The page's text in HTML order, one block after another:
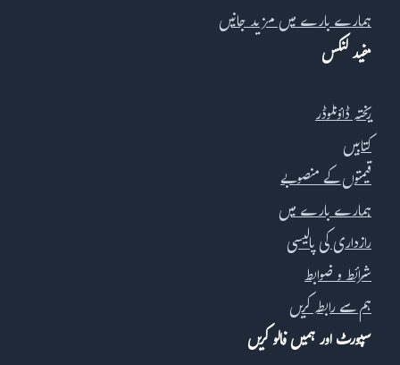
ہمارے بارے میں مزید جانیں
مفید لنکس
ریختہ ڈاؤنلوڈر
کتابیں
قیمتوں کے منصوبے
ہمارے بارے میں
رازداری کی پالیسی
شرائط و ضوابط
ہم سے رابطہ کریں
سپورٹ اور ہمیں فالو کریں